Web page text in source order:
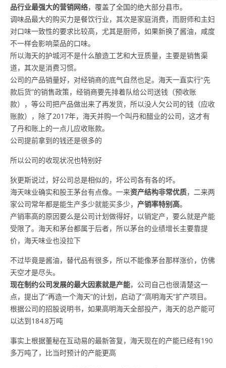
品行业最强大的营销网络，覆盖了全国的绝大部分县市。
调味品最大的购买力是餐饮行业，其次是家庭消费，而厨师和主妇
对口味一致性的要求比较高，尤其是厨师，如果新换了酱油，咸度
不一样会影响菜品的口味。
所以海天的护城河不是什么酿造工艺和大豆质量，主要是销售渠
道，其次是消费习惯。
公司的产品销量好，对经销商的底气自然也足。海天一直实行“先
款后货”的销售政策，经销商要先排着队给公司送钱（预收账
款），等公司把产品做出来了再发货，所以没人欠公司的钱（应收
账款），除了2017年，海天并购一个叫丹和醋业的公司，这才有
了丹和账上的一点儿应收账款。
公司提前拿到的钱还是很多的
所以公司的收现状况也特别好
狄更斯说过，好公司总是相似的，坏公司各有各的坏。
海天味业确实和股王茅台有点像。一来资产结构非常优质，二来两
家公司常年都是能生产多少就能买多少， 产销率特别高。
产销率高的原因要么是公司计划做得好，以销定产，要么就是产能
受限了。海天和茅台都属于后者，所以茅台的业绩增长主要靠提
价，海天味业也没拉下
不过毕竟是酱油，替代品有很多，所以不能像茅台那样涨价，仿佛
天空才是尽头。
现在制约公司发展的最大因素就是产能，公司自己也很清楚这一
点，提出了“再造一个海天”的计划，启动了“高明海天”扩产项目。
根据公司的招股说明书，如果高明海天全部投产，海天的总产能可
以达到184.8万吨
事实上根据董秘在互动易的最新答复，海天现在的产能已经有190
多万吨了，比当时预计的产能更高